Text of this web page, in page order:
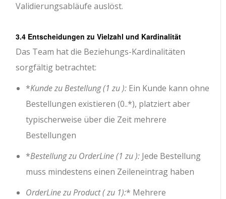
Validierungsabläufe auslöst.
3.4 Entscheidungen zu Vielzahl und Kardinalität
Das Team hat die Beziehungs-Kardinalitäten
sorgfältig betrachtet:
*Kunde zu Bestellung (1 zu ): Ein Kunde kann ohne
Bestellungen existieren (0..*), platziert aber
typischerweise über die Zeit mehrere
Bestellungen
*Bestellung zu OrderLine (1 zu ): Jede Bestellung
muss mindestens einen Zeileneintrag haben
OrderLine zu Product ( zu 1):* Mehrere